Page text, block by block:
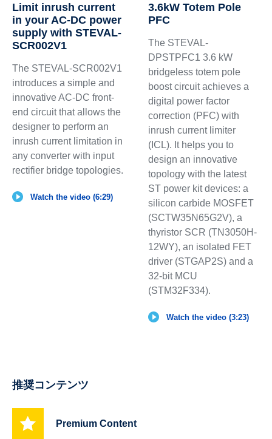
Limit inrush current
in your AC-DC power
supply with STEVAL-
SCR002V1
The STEVAL-SCR002V1
introduces a simple and
innovative AC-DC front-
end circuit that allows the
designer to perform an
inrush current limitation in
any converter with input
rectifier bridge topologies.
Watch the video (6:29)
3.6kW Totem Pole
PFC
The STEVAL-
DPSTPFC1 3.6 kW
bridgeless totem pole
boost circuit achieves a
digital power factor
correction (PFC) with
inrush current limiter
(ICL). It helps you to
design an innovative
topology with the latest
ST power kit devices: a
silicon carbide MOSFET
(SCTW35N65G2V), a
thyristor SCR (TN3050H-
12WY), an isolated FET
driver (STGAP2S) and a
32-bit MCU
(STM32F334).
Watch the video (3:23)
推奨コンテンツ
Premium Content